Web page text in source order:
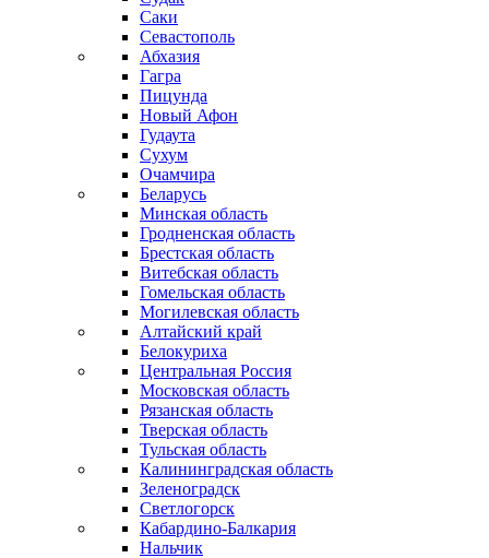
Саки
Севастополь
Абхазия
Гагра
Пицунда
Новый Афон
Гудаута
Сухум
Очамчира
Беларусь
Минская область
Гродненская область
Брестская область
Витебская область
Гомельская область
Могилевская область
Алтайский край
Белокуриха
Центральная Россия
Московская область
Рязанская область
Тверская область
Тульская область
Калининградская область
Зеленоградск
Светлогорск
Кабардино-Балкария
Нальчик